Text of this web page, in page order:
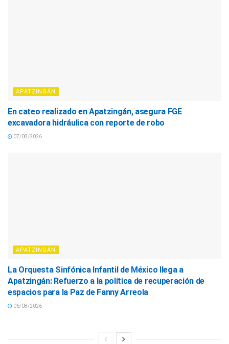
APATZINGÁN
En cateo realizado en Apatzingán, asegura FGE
excavadora hidráulica con reporte de robo
07/08/2026
APATZINGÁN
La Orquesta Sinfónica Infantil de México llega a
Apatzingán: Refuerzo a la política de recuperación de
espacios para la Paz de Fanny Arreola
06/08/2026